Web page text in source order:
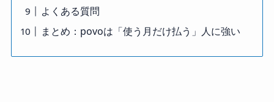
よくある質問
まとめ：povoは「使う月だけ払う」人に強い